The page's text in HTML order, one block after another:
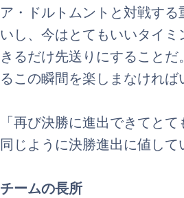
ア・ドルトムントと対戦す
いし、今はとてもいいタイ
きるだけ先送りにすること
るこの瞬間を楽しまなければ
「再び決勝に進出できてと
同じように決勝進出に値して
チームの長所